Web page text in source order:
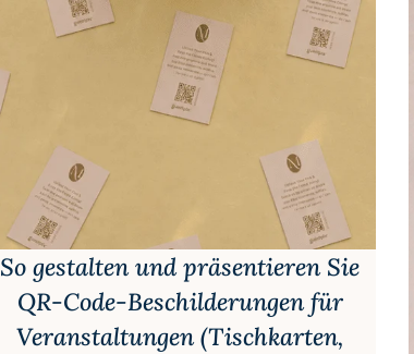
So gestalten und präsentieren Sie
QR-Code-Beschilderungen für
Veranstaltungen (Tischkarten,